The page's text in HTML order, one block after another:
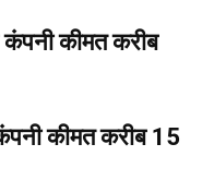
कीमत करीब
कीमत करीब 15